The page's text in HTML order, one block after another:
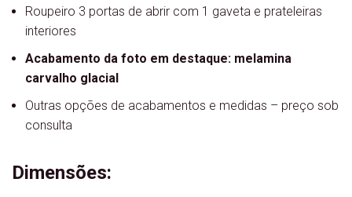
Roupeiro 3 portas de abrir com 1 gaveta e prateleiras
interiores
Acabamento da foto em destaque: melamina
carvalho glacial
Outras opções de acabamentos e medidas – preço sob
consulta
Dimensões: